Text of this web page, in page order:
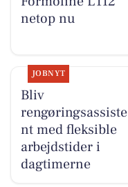
netop nu
JOBNYT
Bliv
rengøringsassiste
nt med fleksible
arbejdstider i
dagtimerne